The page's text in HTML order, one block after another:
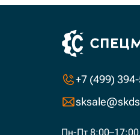
+7 (499)
Пн-Пт 8:00–17:00